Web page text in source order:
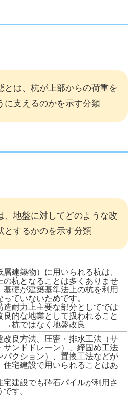
とは、杭が上部からの荷重を
に支えるのかを示す分類
、地盤に対してどのような改
とするかのを示す分類
層建築物）に用いられる杭は、
の杭となることは多くありませ
基礎が建築基準法上の杭を利用
ていないためです。
造耐力上主要な部分としてでは
良的な地業として扱われること
→杭ではなく地盤改良
改良方法、圧密・排水工法（サ
サンドドレーン）、締固め工法
パクション）、置換工法などが
住宅建設で用いられることはあ
宅建設でも砕石パイルが利用さ
す。